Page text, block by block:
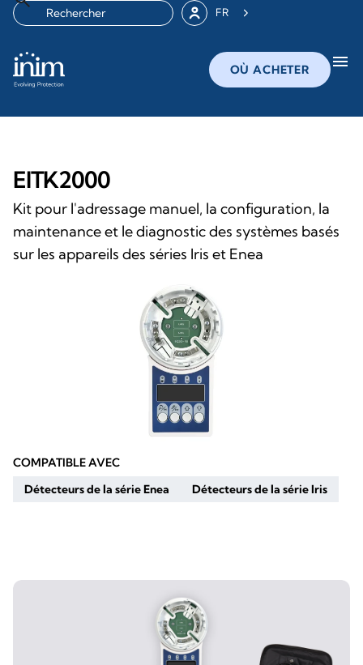
FR
OÙ ACHETER menu
EITK2000
Kit pour l'adressage manuel, la configuration, la
maintenance et le diagnostic des systèmes basés
sur les appareils des séries Iris et Enea
COMPATIBLE AVEC
Détecteurs de la série Enea
Détecteurs de la série Iris